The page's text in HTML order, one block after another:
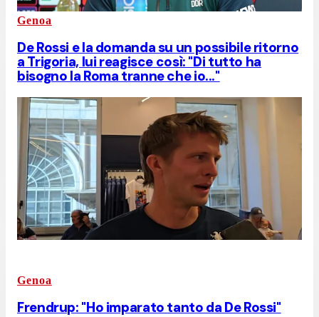
Genoa
De Rossi e la domanda su un possibile ritorno
a Trigoria, lui reagisce così: "Di tutto ha
bisogno la Roma tranne che io..."
Genoa
Frendrup: "Ho imparato tanto da De Rossi"